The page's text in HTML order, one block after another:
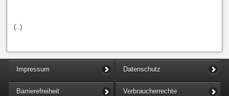
(..)
Impressum Datenschutz
Barrierefreiheit Verbraucherrechte